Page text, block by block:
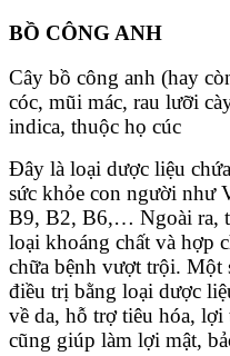
BỒ CÔNG ANH
Cây bồ công anh (hay
cóc, mũi mác, rau lưỡi
indica, thuộc họ cúc
Đây là loại dược liệu
sức khỏe con người như
B9, B2, B6,… Ngoài ra,
loại khoáng chất và hợp
chữa bệnh vượt trội. Một
điều trị bằng loại dược
về da, hỗ trợ tiêu hóa,
cũng giúp làm lợi mật,